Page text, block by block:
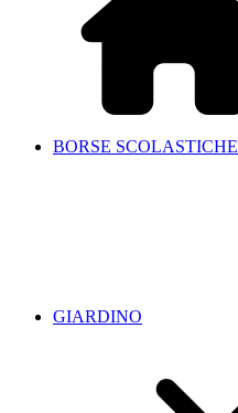
BORSE SCOLASTICHE
GIARDINO